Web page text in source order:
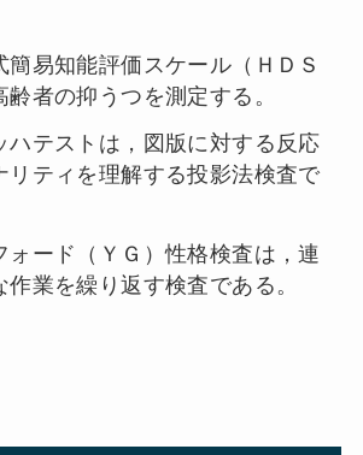
簡易知能評価スケール（ＨＤＳ
齢者の抑うつを測定する。
ハテストは，図版に対する反応
リティを理解する投影法検査で
ォード（ＹＧ）性格検査は，連
業を繰り返す検査である。